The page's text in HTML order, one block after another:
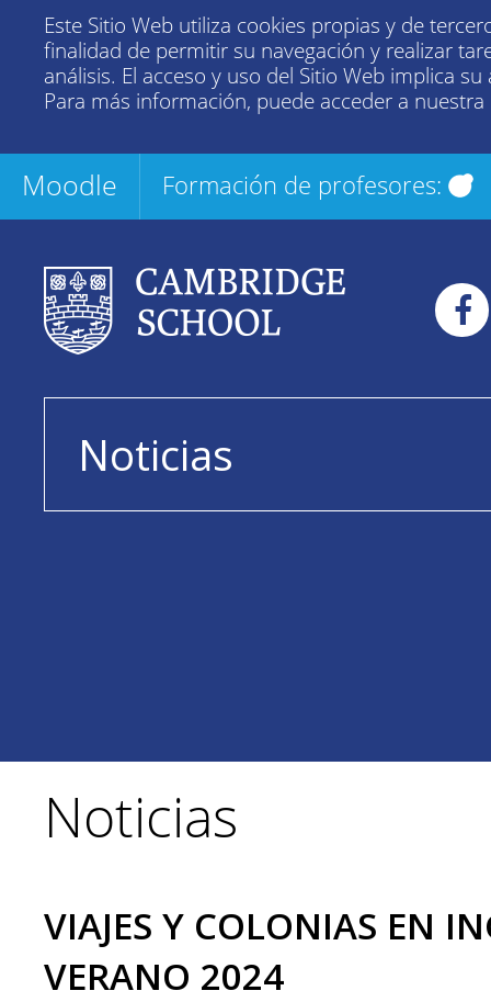
Este Sitio Web utiliza cookies propias y de
finalidad de permitir su navegación y realizar
análisis. El acceso y uso del Sitio Web implica su
Para más información, puede acceder a nuestra
Moodle Formación de profesores:
Noticias
Noticias
VIAJES Y COLONIAS EN
VERANO 2024